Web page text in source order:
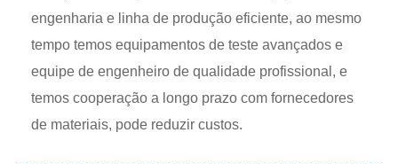
engenharia e linha de produção eficiente, ao mesmo
tempo temos equipamentos de teste avançados e
equipe de engenheiro de qualidade profissional, e
temos cooperação a longo prazo com fornecedores
de materiais, pode reduzir custos.